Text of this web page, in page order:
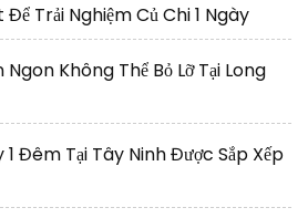
Trải Nghiệm Củ Chi 1 Ngày
Không Thể Bỏ Lỡ Tại Long
Đêm Tại Tây Ninh Được Sắp Xếp